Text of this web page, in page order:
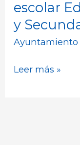
y
Secundaria
escolar
y
Ayuntamiento
Ayuda
material
escolar
Educación
Leer más »